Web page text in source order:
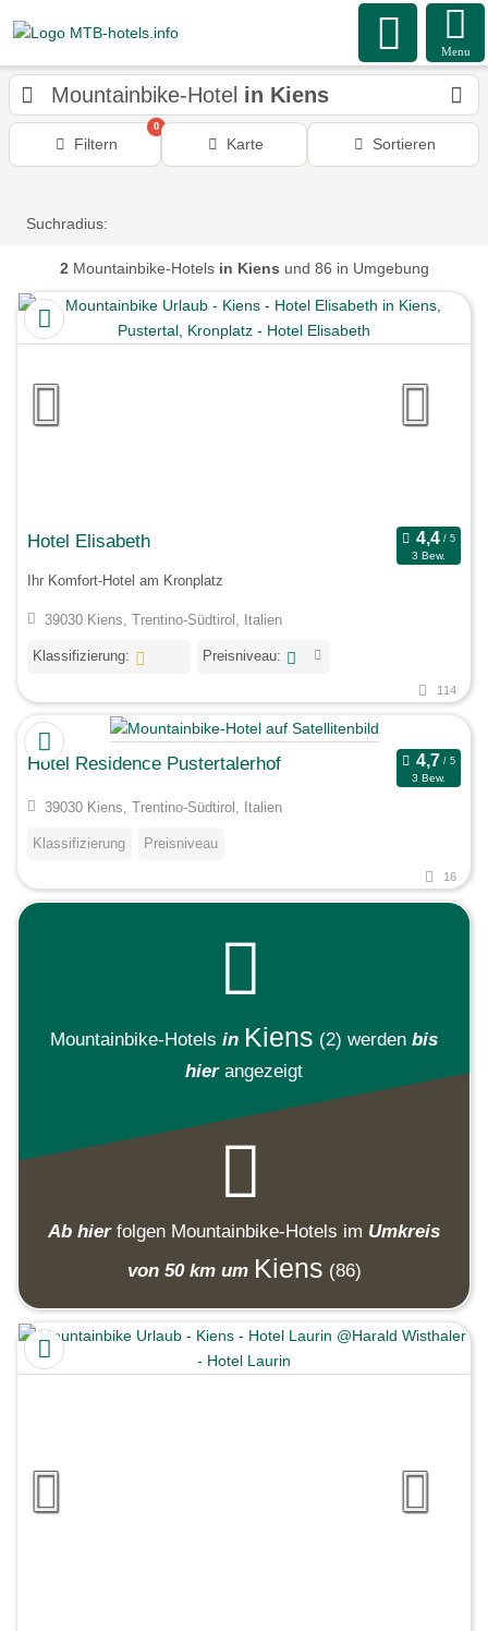
Menu
Mountainbike-Hotel in Kiens
Filtern
0
Karte Sortieren
Suchradius:
2 Mountainbike-Hotels in Kiens und 86 in Umgebung
Hotel Elisabeth
3 Bew.
Ihr Komfort-Hotel am Kronplatz
39030 Kiens, Trentino-Südtirol, Italien
Klassifizierung: Preisniveau:
114
Hotel Residence Pustertalerhof
3 Bew.
39030 Kiens, Trentino-Südtirol, Italien
Klassifizierung Preisniveau
16
Mountainbike-Hotels in Kiens (2) werden bis
hierangezeigt
Ab hier folgen Mountainbike-Hotels im Umkreis
von 50 km um Kiens (86)